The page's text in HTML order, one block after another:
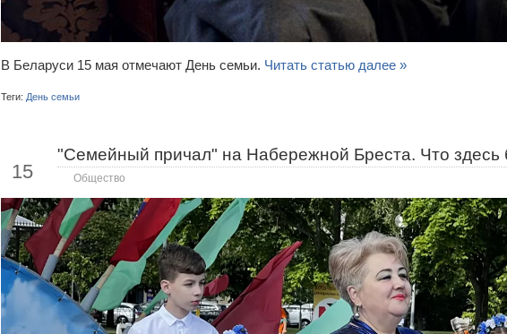
В Беларуси 15 мая отмечают День семьи. Читать статью далее »
Теги: День семьи
15
"Семейный причал" на Набережной Бреста. Что здесь
Общество